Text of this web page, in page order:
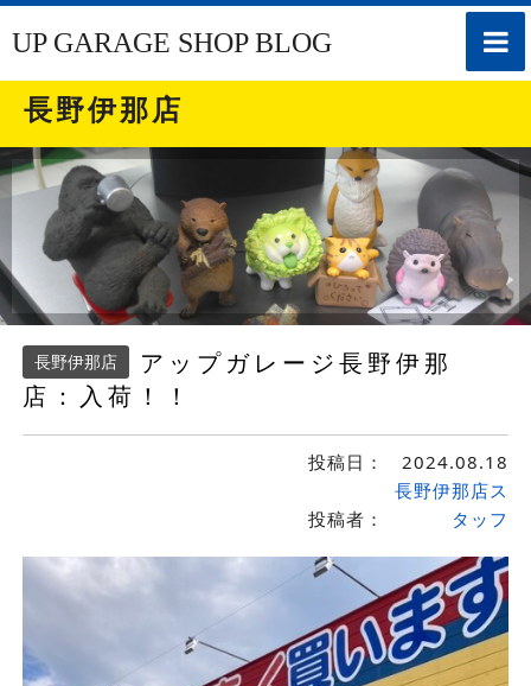
toggle
UP GARAGE SHOP BLOG
長野伊那店
長野伊那店
アップガレージ長野伊那
店：入荷！！
投稿日： 2024.08.18
投稿者：
長野伊那店ス
タッフ